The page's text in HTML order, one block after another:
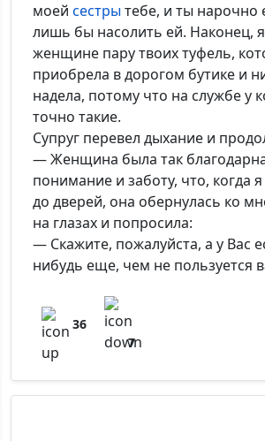
моей сестрытебе, и ты нарочно
лишь бы насолить ей. Наконец,
женщине пару твоих туфель,
приобрела в дорогом бутике и
надела, потому что на службе у
точно такие.
Супруг перевел дыхание и
— Женщина была так
понимание и заботу, что, когда
до дверей, она обернулась ко
на глазах и попросила:
— Скажите, пожалуйста, а у Вас
нибудь еще, чем не пользуется
36
7